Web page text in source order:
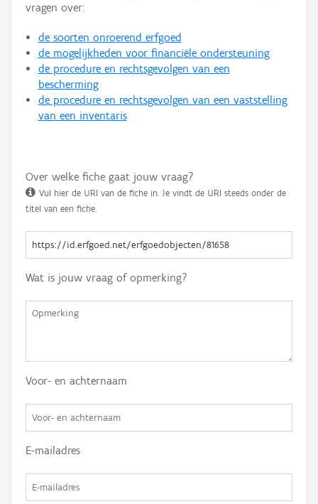
vragen over:
de soorten onroerend erfgoed
de mogelijkheden voor financiële ondersteuning
de procedure en rechtsgevolgen van een
bescherming
de procedure en rechtsgevolgen van een vaststelling
van een inventaris
Over welke fiche gaat jouw vraag?
Vul hier de URI van de fiche in. Je vindt de URI steeds onder de
titel van een fiche.
Wat is jouw vraag of opmerking?
Voor- en achternaam
E-mailadres